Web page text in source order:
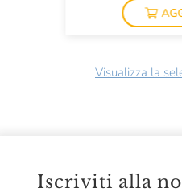
Visualizza la
Iscriviti alla